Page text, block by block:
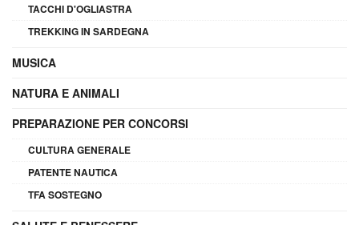
TACCHI D'OGLIASTRA
TREKKING IN SARDEGNA
MUSICA
NATURA E ANIMALI
PREPARAZIONE PER CONCORSI
CULTURA GENERALE
PATENTE NAUTICA
TFA SOSTEGNO